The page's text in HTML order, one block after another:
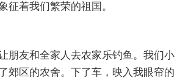
征着我们繁荣的祖国。
朋友和全家人去农家乐钓鱼。我们小
郊区的农舍。下了车，映入我眼帘的